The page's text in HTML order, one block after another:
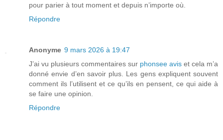
pour parier à tout moment et depuis n’importe où.
Répondre
Anonyme 9 mars 2026 à 19:47
J’ai vu plusieurs commentaires sur phonsee avis et cela m’a
donné envie d’en savoir plus. Les gens expliquent souvent
comment ils l’utilisent et ce qu’ils en pensent, ce qui aide à
se faire une opinion.
Répondre